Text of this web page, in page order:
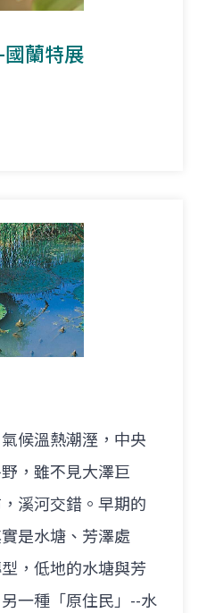
蘭特展
候溫熱潮溼，中央
，雖不見大澤巨
溪河交錯。早期的
是水塘、芳澤處
，低地的水塘與芳
一種「原住民」--水